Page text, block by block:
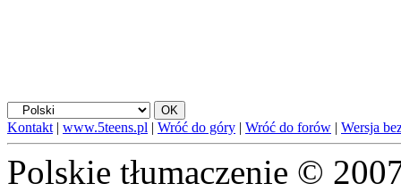
Kontakt | www.5teens.pl | Wróć do góry | Wróć do forów | Wersja
Polskie tłumaczenie ©